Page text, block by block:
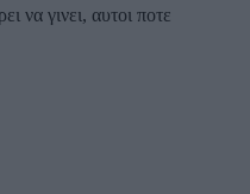
να γινει, αυτοι ποτε